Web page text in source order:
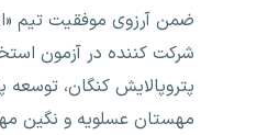
ضمن آرزوی موفقیت تیم
شرکت کننده در آزمون
پتروپالایش کنگان،
مهستان عسلویه و نگین